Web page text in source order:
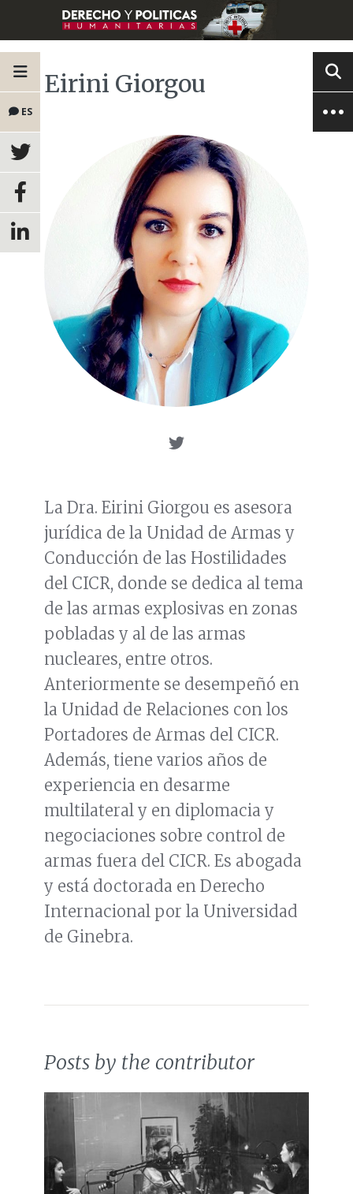
ES
Eirini Giorgou
La Dra. Eirini Giorgou es asesora
jurídica de la Unidad de Armas y
Conducción de las Hostilidades
del CICR, donde se dedica al tema
de las armas explosivas en zonas
pobladas y al de las armas
nucleares, entre otros.
Anteriormente se desempeñó en
la Unidad de Relaciones con los
Portadores de Armas del CICR.
Además, tiene varios años de
experiencia en desarme
multilateral y en diplomacia y
negociaciones sobre control de
armas fuera del CICR. Es abogada
y está doctorada en Derecho
Internacional por la Universidad
de Ginebra.
Posts by the contributor